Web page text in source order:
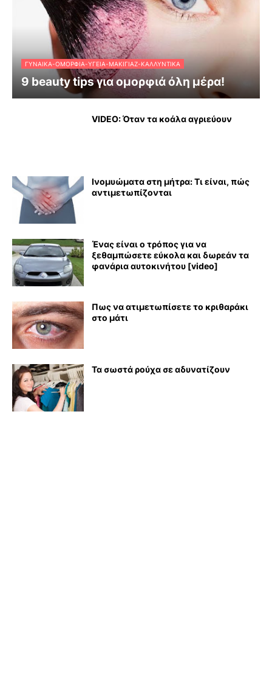
ΓΥΝΑΊΚΑ-ΟΜΟΡΦΙΆ-ΥΓΕΊΑ-ΜΑΚΙΓΙΆΖ-ΚΑΛΛΥΝΤΙΚΆ
9 beauty tips για ομορφιά όλη μέρα!
VIDEO: Όταν τα κοάλα αγριεύουν
Ινομυώματα στη μήτρα: Τι είναι, πώς
αντιμετωπίζονται
Ένας είναι ο τρόπος για να
ξεθαμπώσετε εύκολα και δωρεάν τα
φανάρια αυτοκινήτου [video]
Πως να ατιμετωπίσετε το κριθαράκι
στο μάτι
Τα σωστά ρούχα σε αδυνατίζουν